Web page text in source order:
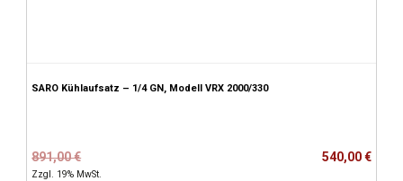
SARO Kühlaufsatz – 1/4 GN, Modell VRX 2000/330
891,00€Ursprünglicher
Preis
540,00€
Aktueller
Preis
Zzgl. 19% MwSt.